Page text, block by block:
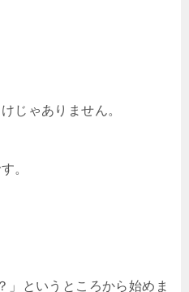
じゃありません。
。
」というところから始めま